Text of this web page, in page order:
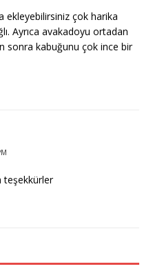
ekleyebilirsiniz çok harika
Ayrıca avakadoyu ortadan
sonra kabuğunu çok ince bir
teşekkürler